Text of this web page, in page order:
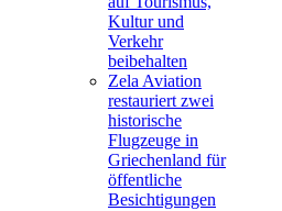
Kultur und
Verkehr
beibehalten
Zela Aviation
restauriert zwei
historische
Flugzeuge in
Griechenland für
öffentliche
Besichtigungen